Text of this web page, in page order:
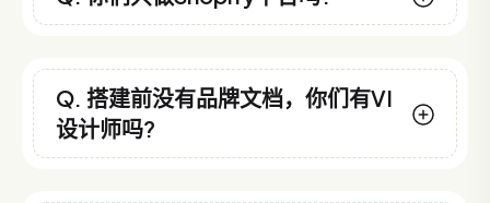
Q. 搭建前没有品牌文档，你们有VI
设计师吗?